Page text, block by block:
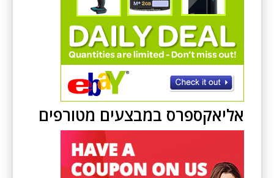
אליאקספרס במבצעים מטורפים